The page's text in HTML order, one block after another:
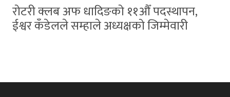
रोटरी क्लब अफ धादिङको ११औँ पदस्थापन,
ईश्वर कँडेलले सम्हाले अध्यक्षको जिम्मेवारी